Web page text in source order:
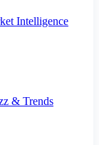
Intelligence
& Trends